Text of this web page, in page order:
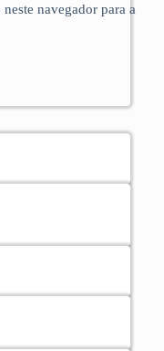
navegador para a